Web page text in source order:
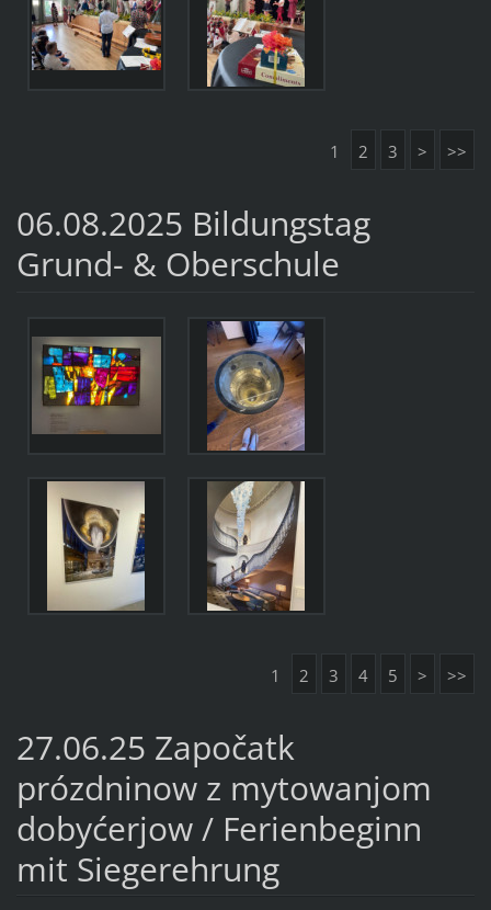
1 2 3 > >>
06.08.2025 Bildungstag
Grund- & Oberschule
1 2 3 4 5 > >>
27.06.25 Započatk
prózdninow z mytowanjom
dobyćerjow / Ferienbeginn
mit Siegerehrung